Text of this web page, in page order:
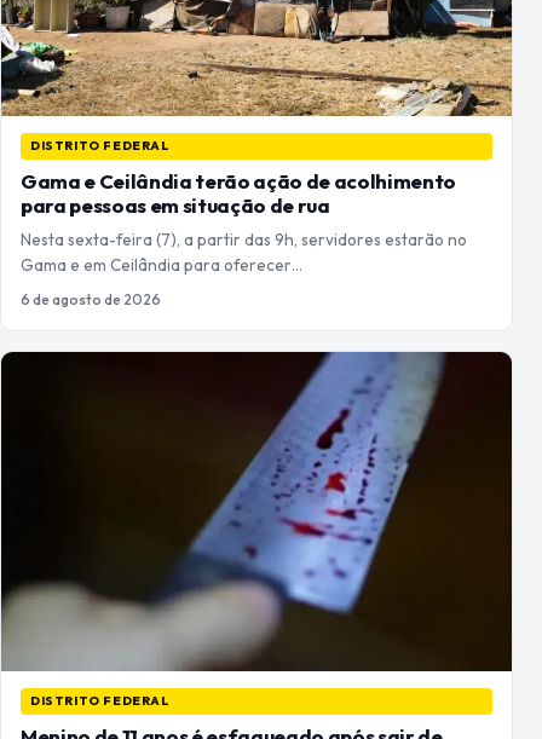
DISTRITO FEDERAL
Gama e Ceilândia terão ação de acolhimento
para pessoas em situação de rua
Nesta sexta-feira (7), a partir das 9h, servidores estarão no
Gama e em Ceilândia para oferecer…
6 de agosto de 2026
DISTRITO FEDERAL